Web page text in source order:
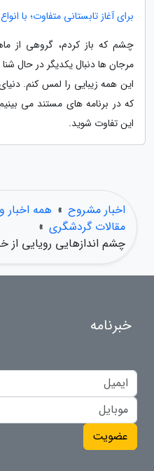
برای آغاز تابستانی متفاوت؛ با
چشم که باز کردم، گروهی از
مرجان ها دنبال یکدیگر در حال شنا
این همه زیبایی را لمس کنم.
که در برنامه های مستند می
این تفاوت شوید.
اخبار مشروح » همه اخبار
مقالات گردشگری »
چشم اندازهایی رویایی از
خبرنامه
عضویت